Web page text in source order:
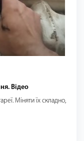
Відео
Міняти їх складно,